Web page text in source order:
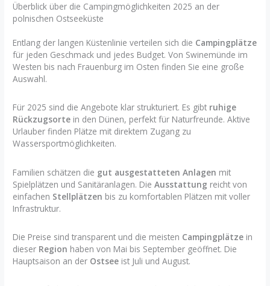
Überblick über die Campingmöglichkeiten 2025 an der
polnischen Ostseeküste
Entlang der langen Küstenlinie verteilen sich die Campingplätze
für jeden Geschmack und jedes Budget. Von Swinemünde im
Westen bis nach Frauenburg im Osten finden Sie eine große
Auswahl.
Für 2025 sind die Angebote klar strukturiert. Es gibt ruhige
Rückzugsorte in den Dünen, perfekt für Naturfreunde. Aktive
Urlauber finden Plätze mit direktem Zugang zu
Wassersportmöglichkeiten.
Familien schätzen die gut ausgestatteten Anlagen mit
Spielplätzen und Sanitäranlagen. DieAusstattung reicht von
einfachen Stellplätzen bis zu komfortablen Plätzen mit voller
Infrastruktur.
Die Preise sind transparent und die meisten Campingplätze in
dieser Region haben von Mai bis September geöffnet. Die
Hauptsaison an der Ostsee ist Juli und August.